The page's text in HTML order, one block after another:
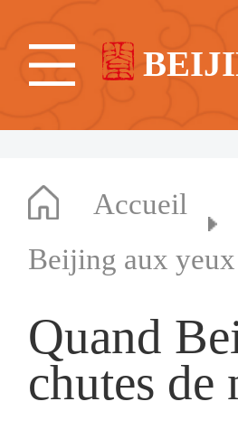
Accueil
Beijing aux yeux
Quand
chutes de